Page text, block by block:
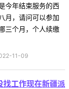
今年结束服务的西
月，请问可以参加
三个月，个人续缴
11-09
找工作现在新疆派